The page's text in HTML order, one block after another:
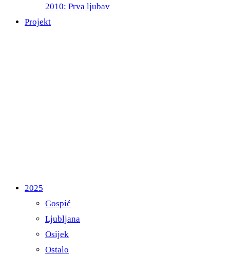
2010: Prva ljubav
Projekt
2025
Gospić
Ljubljana
Osijek
Ostalo